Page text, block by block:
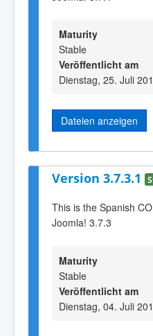
Maturity
Stable
Veröffentlicht am
Dienstag, 25. Juli
Dateien anzeigen
Version 3.7.3.1
This is the Spanish
Joomla! 3.7.3
Maturity
Stable
Veröffentlicht am
Dienstag, 04. Juli